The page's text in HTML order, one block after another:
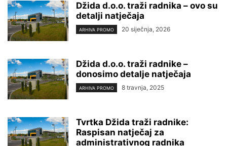
Džida d.o.o. traži radnika – ovo su
detalji natječaja
ARHIVA PROMO 20 siječnja, 2026
Džida d.o.o. traži radnike –
donosimo detalje natječaja
ARHIVA PROMO 8 travnja, 2025
Tvrtka Džida traži radnike:
Raspisan natječaj za
administrativnog radnika